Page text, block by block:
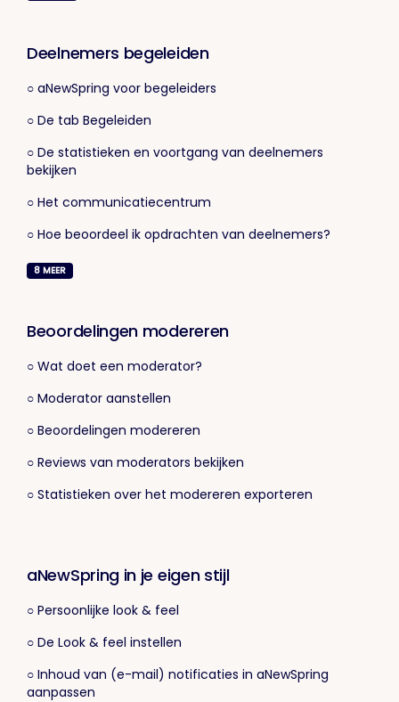
Deelnemers begeleiden
○ aNewSpring voor begeleiders
○ De tab Begeleiden
○ De statistieken en voortgang van deelnemers
bekijken
○ Het communicatiecentrum
○ Hoe beoordeel ik opdrachten van deelnemers?
8 MEER
Beoordelingen modereren
○ Wat doet een moderator?
○ Moderator aanstellen
○ Beoordelingen modereren
○ Reviews van moderators bekijken
○ Statistieken over het modereren exporteren
aNewSpring in je eigen stijl
○ Persoonlijke look & feel
○ De Look & feel instellen
○ Inhoud van (e-mail) notificaties in aNewSpring
aanpassen